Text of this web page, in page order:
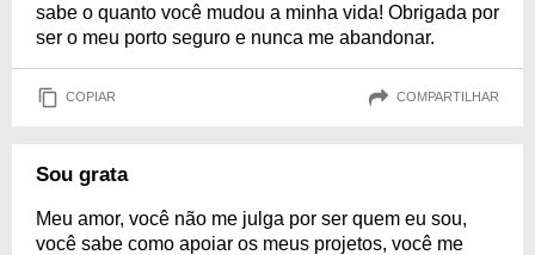
sabe o quanto você mudou a minha vida! Obrigada por
ser o meu porto seguro e nunca me abandonar.
COPIAR COMPARTILHAR
Sou grata
Meu amor, você não me julga por ser quem eu sou,
você sabe como apoiar os meus projetos, você me